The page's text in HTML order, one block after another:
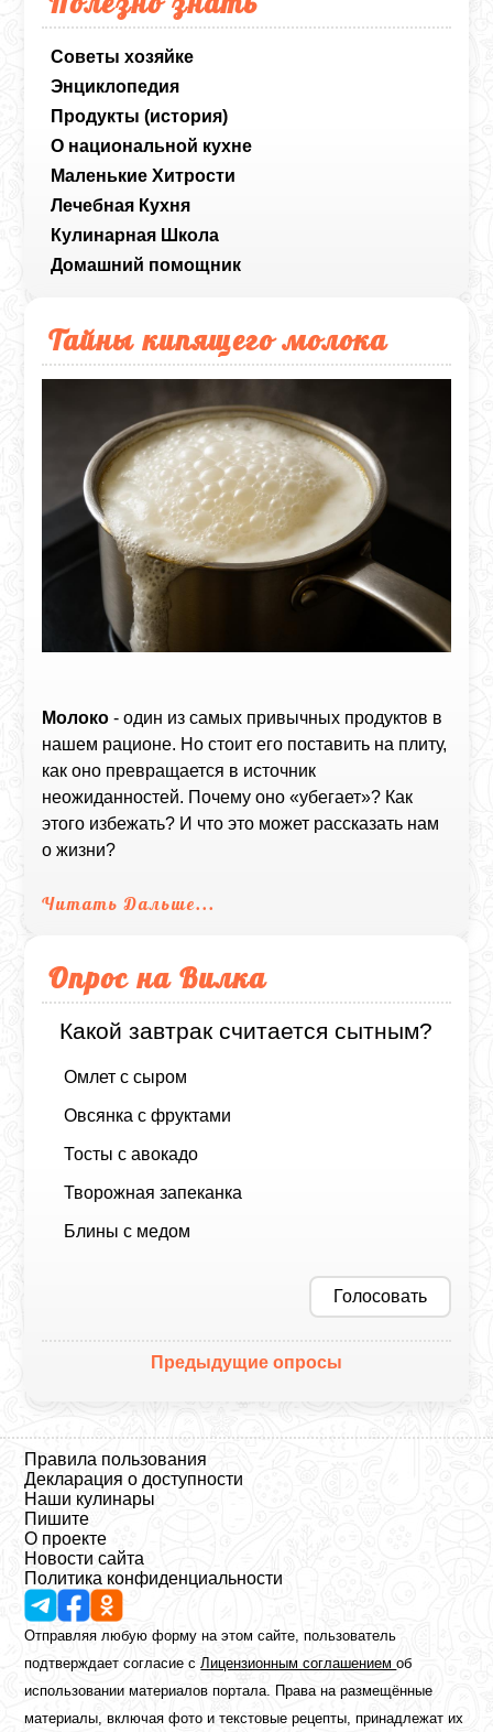
Советы хозяйке
Энциклопедия
Продукты (история)
О национальной кухне
Маленькие Хитрости
Лечебная Кухня
Кулинарная Школа
Домашний помощник
Тайны кипящего молока
Молоко - один из самых привычных продуктов в
нашем рационе. Но стоит его поставить на плиту,
как оно превращается в источник
неожиданностей. Почему оно «убегает»? Как
этого избежать? И что это может рассказать нам
о жизни?
Читать Дальше...
Опрос на Вилка
Какой завтрак считается сытным?
Омлет с сыром
Овсянка с фруктами
Тосты с авокадо
Творожная запеканка
Блины с медом
Голосовать
Предыдущие опросы
Правила пользования
Декларация о доступности
Наши кулинары
Пишите
О проекте
Новости сайта
Политика конфиденциальности
Отправляя любую форму на этом сайте, пользователь
подтверждает согласие сЛицензионным соглашениемоб
использовании материалов портала. Права на размещённые
материалы, включая фото и текстовые рецепты, принадлежат их